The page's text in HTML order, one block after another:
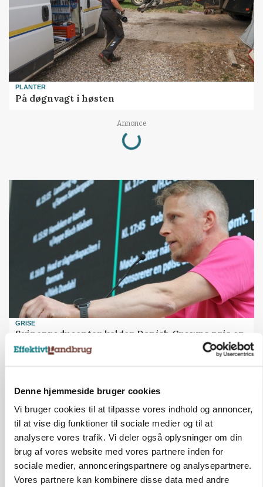
Denne hjemmeside bruger cookies
Vi bruger cookies til at tilpasse vores indhold og annoncer,
til at vise dig funktioner til sociale medier og til at
analysere vores trafik. Vi deler også oplysninger om din
brug af vores website med vores partnere inden for
sociale medier, annonceringspartnere og analysepartnere.
Vores partnere kan kombinere disse data med andre
PLANTER
På døgnvagt i høsten
Annonce
Loading...
GRISE
Svineproducenter kalder Danish Crowns pris en
katastrofe